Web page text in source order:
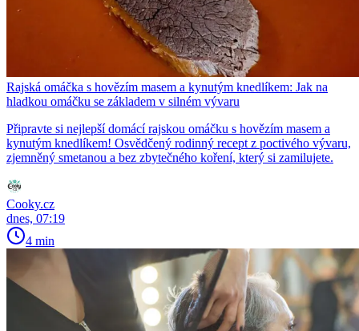
Rajská omáčka s hovězím masem a kynutým knedlíkem: Jak na
hladkou omáčku se základem v silném vývaru
Připravte si nejlepší domácí rajskou omáčku s hovězím masem a
kynutým knedlíkem! Osvědčený rodinný recept z poctivého vývaru,
zjemněný smetanou a bez zbytečného koření, který si zamilujete.
Cooky.cz
dnes, 07:19
4 min